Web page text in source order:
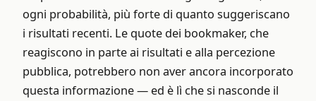
ogni probabilità, più forte di quanto suggeriscano
i risultati recenti. Le quote dei bookmaker, che
reagiscono in parte ai risultati e alla percezione
pubblica, potrebbero non aver ancora incorporato
questa informazione — ed è lì che si nasconde il